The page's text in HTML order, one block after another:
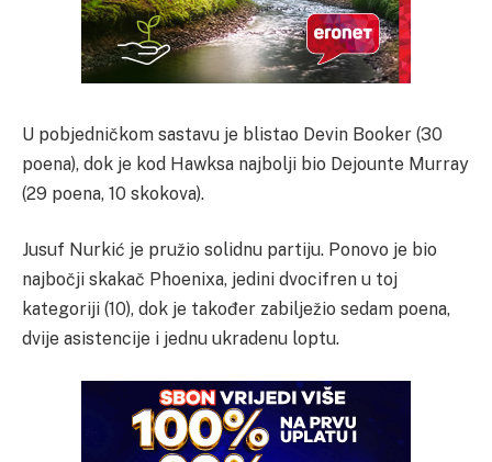
U pobjedničkom sastavu je blistao Devin Booker (30
poena), dok je kod Hawksa najbolji bio Dejounte Murray
(29 poena, 10 skokova).
Jusuf Nurkić je pružio solidnu partiju. Ponovo je bio
najbočji skakač Phoenixa, jedini dvocifren u toj
kategoriji (10), dok je također zabilježio sedam poena,
dvije asistencije i jednu ukradenu loptu.